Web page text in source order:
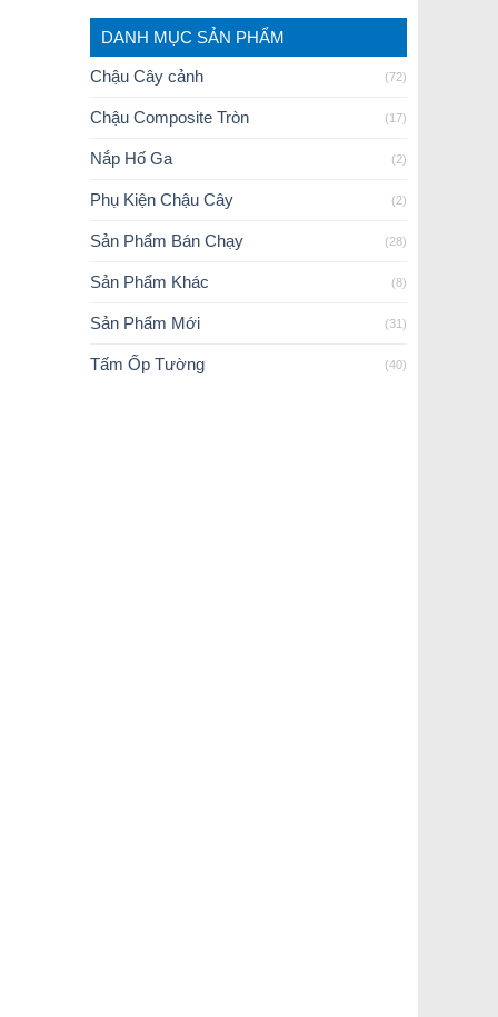
DANH MỤC SẢN PHẨM
Chậu Cây cảnh (72)
Chậu Composite Tròn (17)
Nắp Hố Ga (2)
Phụ Kiện Chậu Cây (2)
Sản Phẩm Bán Chạy (28)
Sản Phẩm Khác (8)
Sản Phẩm Mới (31)
Tấm Ốp Tường (40)